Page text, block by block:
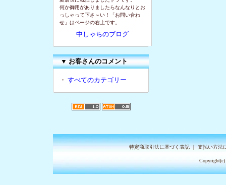
何か御用がありましたらなんなりとお
っしゃって下さ～い！「お問い合わ
せ」はページの右上です。
中しゃちのブログ
▼お客さんのコメント
・ すべてのカテゴリー
特定商取引法に基づく表記｜支払い方法